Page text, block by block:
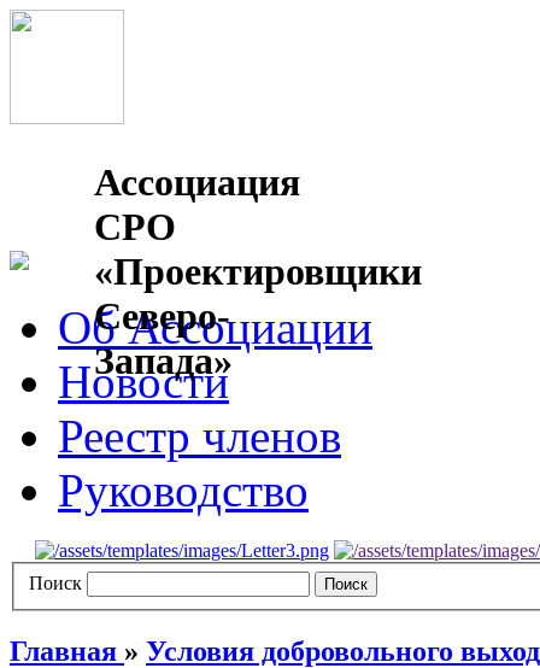
Ассоциация
СРО
«Проектировщики
Северо-
Запада»
Об Ассоциации
Новости
Реестр членов
Руководство
Поиск
Главная » Условия добровольного